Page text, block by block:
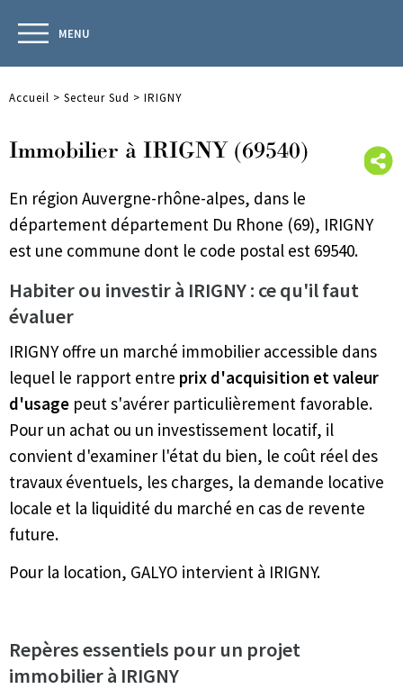
MENU
Accueil > Secteur Sud > IRIGNY
Immobilier à IRIGNY (69540)
En région Auvergne-rhône-alpes, dans le
département département Du Rhone (69), IRIGNY
est une commune dont le code postal est 69540.
Habiter ou investir à IRIGNY : ce qu'il faut
évaluer
IRIGNY offre un marché immobilier accessible dans
lequel le rapport entre prix d'acquisition et valeur
d'usage peut s'avérer particulièrement favorable.
Pour un achat ou un investissement locatif, il
convient d'examiner l'état du bien, le coût réel des
travaux éventuels, les charges, la demande locative
locale et la liquidité du marché en cas de revente
future.
Pour la location, GALYO intervient à IRIGNY.
Repères essentiels pour un projet
immobilier à IRIGNY